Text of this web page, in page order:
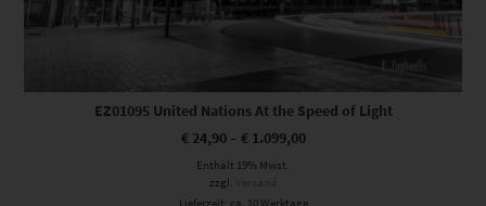
EZ01095 United Nations At the Speed of Light
€24,90– €1.099,00
Enthält 19% Mwst.
zzgl. Versand
Lieferzeit: ca. 10 Werktage